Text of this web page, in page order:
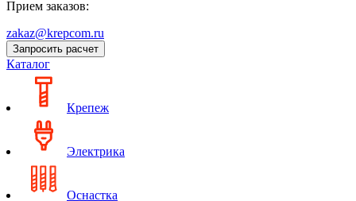
Прием заказов:
zakaz@krepcom.ru
Запросить расчет
Каталог
Крепеж
Электрика
Оснастка